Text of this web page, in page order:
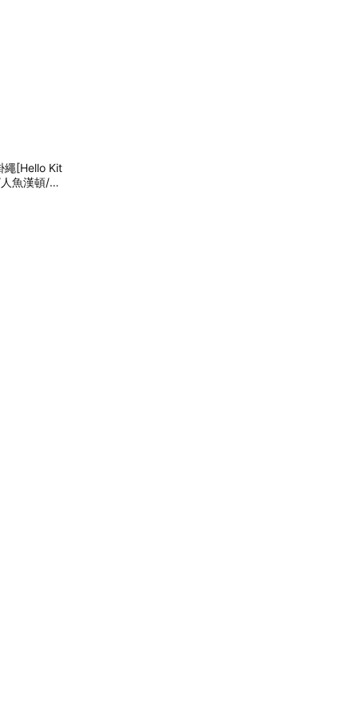
繩[Hello Kit
魚漢頓/酷